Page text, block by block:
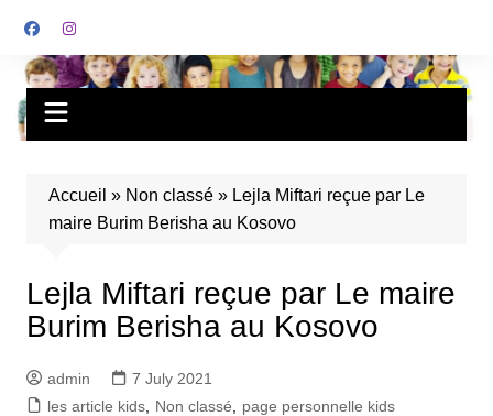
Accueil » Non classé» Lejla Miftari reçue par Le
maire Burim Berisha au Kosovo
Lejla Miftari reçue par Le maire
Burim Berisha au Kosovo
admin
7 July 2021
les article kids, Non classé page personnelle kids